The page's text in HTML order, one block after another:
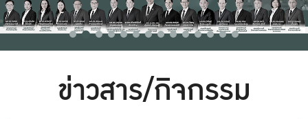
ข่าวสาร/กิจกรรม